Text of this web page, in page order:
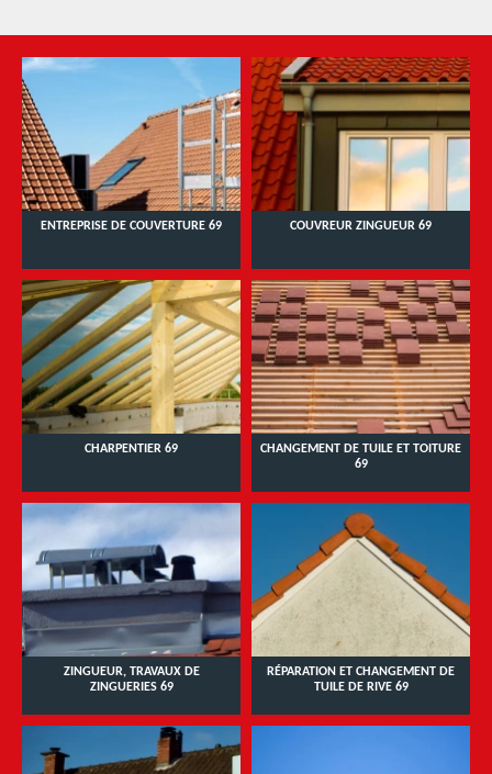
ENTREPRISE DE COUVERTURE 69 COUVREUR ZINGUEUR 69
CHARPENTIER 69
CHANGEMENT DE TUILE ET TOITURE
69
ZINGUEUR, TRAVAUX DE
ZINGUERIES 69
RÉPARATION ET CHANGEMENT DE
TUILE DE RIVE 69